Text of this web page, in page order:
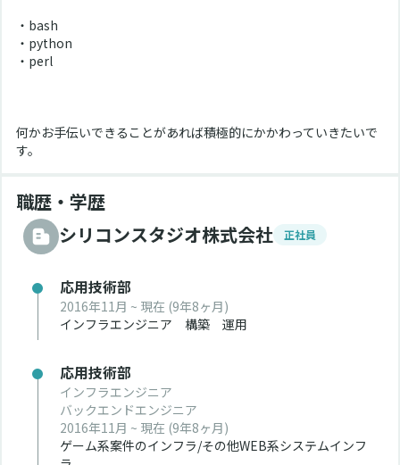
・bash
・python
・perl
何かお手伝いできることがあれば積極的にかかわっていきたいで
す。
職歴・学歴
シリコンスタジオ株式会社
正社員
応用技術部
2016年11月 ~ 現在 (9年8ヶ月)
インフラエンジニア　構築　運用
応用技術部
インフラエンジニア
バックエンドエンジニア
2016年11月 ~ 現在 (9年8ヶ月)
ゲーム系案件のインフラ/その他WEB系システムインフ